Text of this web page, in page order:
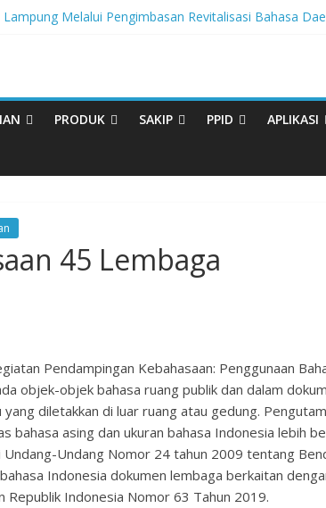
Melalui Pengimbasan Revitalisasi Bahasa
Puisi Kembali Digelar
PRODUK SAKIP PPID APLIKASI
45 Lembaga
Pendampingan Kebahasaan: Penggunaan
objek-objek bahasa ruang publik dan dalam
diletakkan di luar ruang atau gedung.
bahasa asing dan ukuran bahasa Indonesia lebih
Undang Nomor 24 tahun 2009 tentang
Indonesia dokumen lembaga berkaitan
Indonesia Nomor 63 Tahun 2019.